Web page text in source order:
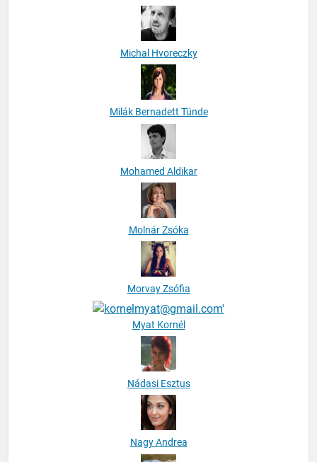
Marshall Rosenberg
Michal Hvoreczky
Milák Bernadett Tünde
Mohamed Aldikar
Molnár Zsóka
Morvay Zsófia
Myat Kornél
Nádasi Esztus
Nagy Andrea